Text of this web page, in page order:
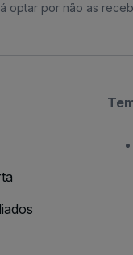
optar por não as